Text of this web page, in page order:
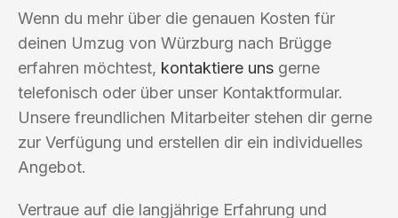
Wenn du mehr über die genauen Kosten für
deinen Umzug von Würzburg nach Brügge
erfahren möchtest, kontaktiere uns gerne
telefonisch oder über unser Kontaktformular.
Unsere freundlichen Mitarbeiter stehen dir gerne
zur Verfügung und erstellen dir ein individuelles
Angebot.
Vertraue auf die langjährige Erfahrung und